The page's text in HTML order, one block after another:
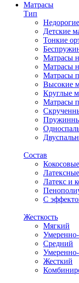
Матрасы
Тип
Детские
Тонкие
Матрасы
Матрасы
Матрасы
Высокие
Круглые
Матрасы
Состав
Латекс и
С
Жесткость
Мягкий
Средний
Жесткий